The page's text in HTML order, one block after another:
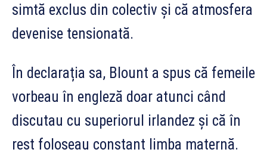
simtă exclus din colectiv și că atmosfera
devenise tensionată.
În declarația sa, Blount a spus că femeile
vorbeau în engleză doar atunci când
discutau cu superiorul irlandez și că în
rest foloseau constant limba maternă.